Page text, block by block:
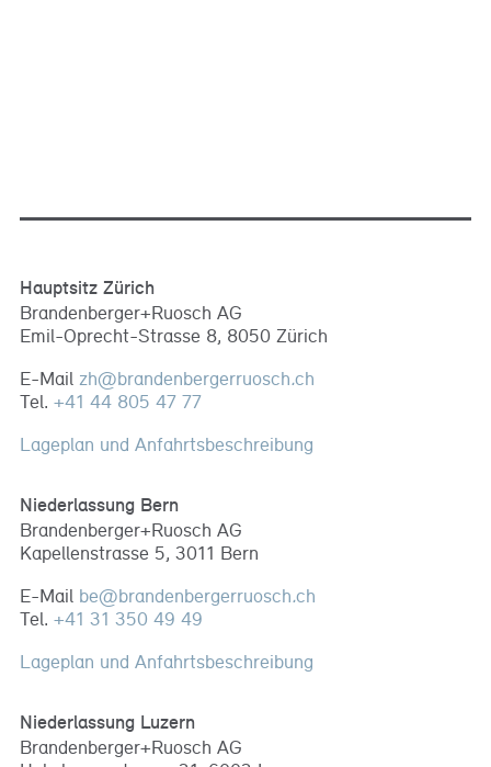
Hauptsitz Zürich
Brandenberger+Ruosch AG
Emil-Oprecht-Strasse 8, 8050 Zürich
E-Mail zh@brandenbergerruosch.ch
Tel. +41 44 805 47 77
Lageplan und Anfahrtsbeschreibung
Niederlassung Bern
Brandenberger+Ruosch AG
Kapellenstrasse 5, 3011 Bern
E-Mail be@brandenbergerruosch.ch
Tel. +41 31 350 49 49
Lageplan und Anfahrtsbeschreibung
Niederlassung Luzern
Brandenberger+Ruosch AG